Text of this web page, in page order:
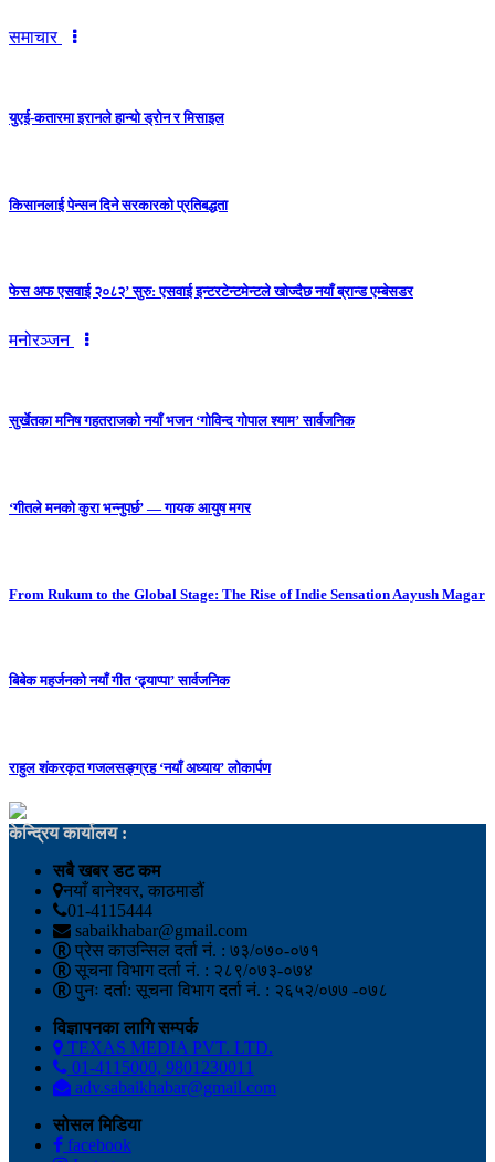
समाचार
युएई-कतारमा इरानले हान्यो ड्रोन र मिसाइल
किसानलाई पेन्सन दिने सरकारको प्रतिबद्धता
फेस अफ एसवाई २०८२’ सुरु: एसवाई इन्टरटेन्टमेन्टले खोज्दैछ नयाँ ब्रान्ड एम्बेसडर
मनोरञ्जन
सुर्खेतका मनिष गहतराजको नयाँ भजन ‘गोविन्द गोपाल श्याम’ सार्वजनिक
‘गीतले मनको कुरा भन्नुपर्छ’ — गायक आयुष मगर
From Rukum to the Global Stage: The Rise of Indie Sensation Aayush Magar
बिबेक महर्जनको नयाँ गीत ‘ढ्याप्पा’ सार्वजनिक
राहुल शंकरकृत गजलसङ्ग्रह ‘नयाँ अध्याय’ लोकार्पण
केन्द्रिय कार्यालय :
सबै खबर डट कम
नयाँ बानेश्वर, काठमाडौं
01-4115444
sabaikhabar@gmail.com
प्रेस काउन्सिल दर्ता नं. : ७३/०७०-०७१
सूचना विभाग दर्ता नं. : २८९/०७३-०७४
पुनः दर्ता: सूचना विभाग दर्ता नं. : २६५२/०७७ -०७८
विज्ञापनका लागि सम्पर्क
TEXAS MEDIA PVT. LTD.
01-4115000, 9801230011
adv.sabaikhabar@gmail.com
सोसल मिडिया
facebook